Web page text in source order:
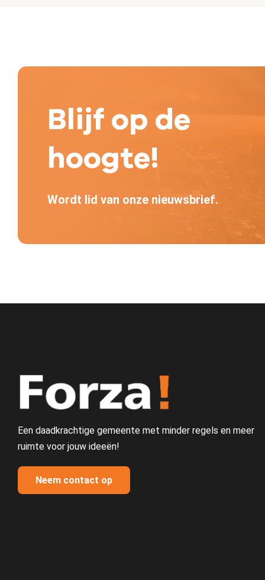
Blijf op de
hoogte!
Wordt lid van onze nieuwsbrief.
Een daadkrachtige gemeente met minder regels en meer
ruimte voor jouw ideeën!
Neem contact op